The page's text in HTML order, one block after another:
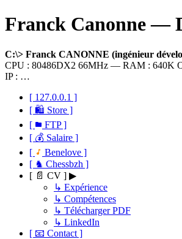
Franck Canonne —
C:\> Franck CANONNE (ingénieur
CPU : 80486DX2 66MHz — RAM : 640K
IP : …
[ 127.0.0.1 ]
[ 🛍 Store ]
[
FTP ]
[ 💰 Salaire ]
[
Benelove ]
[ ♞ Chessbzh ]
[ 📄 CV ] ▶
↳ Expérience
↳ Compétences
↳ Télécharger PDF
↳ LinkedIn
[ 📧 Contact ]